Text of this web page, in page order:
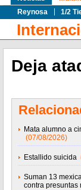
Reynosa
1/2
Deja
Mata alumno a
(07/08/2026)
Estallido suicida
Suman 13
contra presuntas